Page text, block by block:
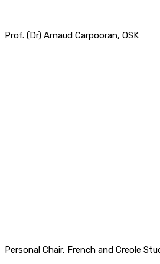
Prof. (Dr) Arnaud Carpooran, OSK
Personal Chair, French and Creole